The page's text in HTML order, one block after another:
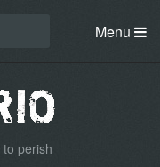
Menu
perish